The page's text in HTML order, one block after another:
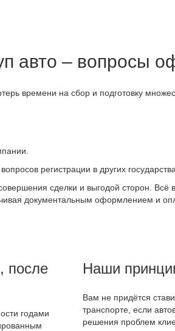
авто – вопросы
времени на сбор и подготовку
регистрации в других
сделки и выгодой сторон.
документальным оформлением и
после
годами
Наши
Вам не придётся
транспорте, если
решения проблем